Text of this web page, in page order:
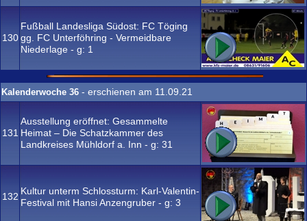
130
Fußball Landesliga Südost: FC Töging
gg. FC Unterföhring - Vermeidbare
Niederlage - g: 1
Kalenderwoche 36 - erschienen am 11.09.21
131
Ausstellung eröffnet: Gesammelte
Heimat – Die Schatzkammer des
Landkreises Mühldorf a. Inn - g: 31
132 Kultur unterm Schlossturm: Karl-Valentin-
Festival mit Hansi Anzengruber - g: 3